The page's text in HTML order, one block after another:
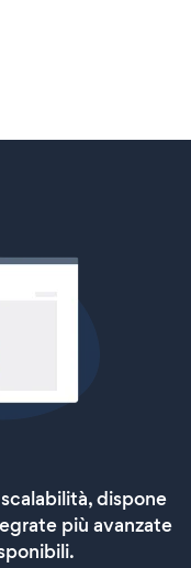
dispone
più avanzate